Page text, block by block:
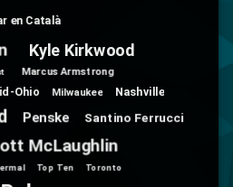
en Català
Kyle Kirkwood
Marcus Armstrong
Ohio Milwaukee Nashville
Penske Santino Ferrucci
McLaughlin
Top Ten Toronto